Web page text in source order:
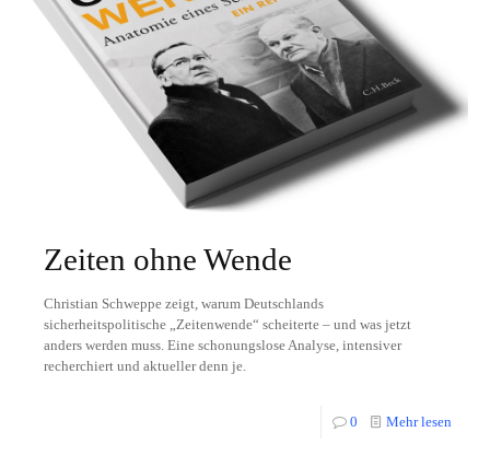
Zeiten ohne Wende
Christian Schweppe zeigt, warum Deutschlands
sicherheitspolitische „Zeitenwende“ scheiterte – und was jetzt
anders werden muss. Eine schonungslose Analyse, intensiver
recherchiert und aktueller denn je.
0 Mehr lesen